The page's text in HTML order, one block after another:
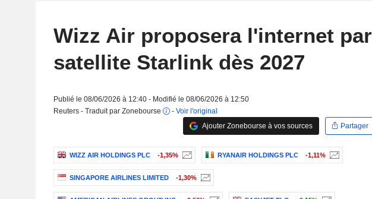
Wizz Air proposera l'internet par
satellite Starlink dès 2027
Publié le 08/06/2026 à 12:40 - Modifié le 08/06/2026 à 12:50
Reuters - Traduit par Zonebourse
- Voir l'original
Ajouter Zonebourse à vos sources
Partager
WIZZ AIR HOLDINGS PLC -1,35% RYANAIR HOLDINGS PLC -1,11%
SINGAPORE AIRLINES LIMITED -1,30%